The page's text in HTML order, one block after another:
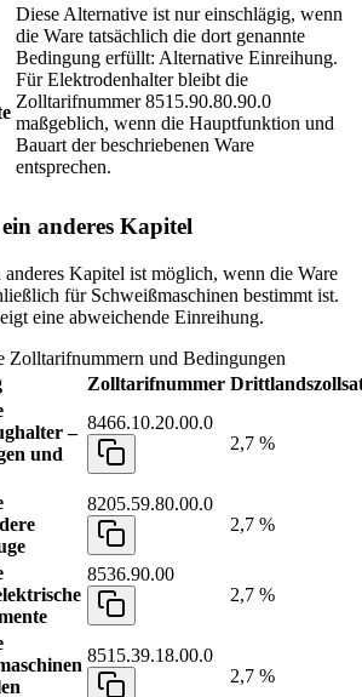
Diese Alternative ist nur einschlägig, wenn
die Ware tatsächlich die dort genannte
Bedingung erfüllt: Alternative Einreihung.
Für Elektrodenhalter bleibt die
Zolltarifnummer 8515.90.80.90.0
maßgeblich, wenn die Hauptfunktion und
Bauart der beschriebenen Ware
entsprechen.
anderes Kapitel
Kapitel ist möglich, wenn die Ware
für Schweißmaschinen bestimmt ist.
eine abweichende Einreihung.
Zolltarifnummern und Bedingungen
Zolltarifnummer
–
und
8466.10.20.00.0
2,7 %
8205.59.80.00.0
2,7 %
8536.90.00
2,7 %
8515.39.18.00.0
2,7 %